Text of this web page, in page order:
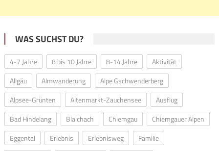
WAS SUCHST DU?
4-7 Jahre 8 bis 10 Jahre 8-14 Jahre
Aktivität
Allgäu
Almwanderung
Alpe Gschwenderberg
Alpsee-Grünten
Altenmarkt-Zauchensee
Ausflug
Bad Hindelang
Blaichach Chiemgau
Chiemgauer Alpen
Eggental
Erlebnis Erlebnisweg
Familie